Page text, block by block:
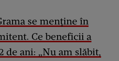
se menține în
Ce beneficii a
de ani: „Nu am slăbit,